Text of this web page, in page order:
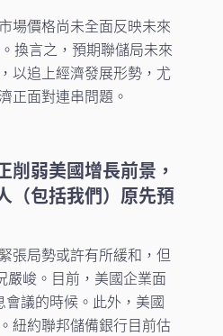
場價格尚未全面反映未來
換言之，預期聯儲局未來
以追上經濟發展形勢，尤
正面對連串問題。
削弱美國增長前景，
（包括我們）原先預
張局勢或許有所緩和，但
嚴峻。目前，美國企業面
議的時候。此外，美國
紐約聯邦儲備銀行目前估